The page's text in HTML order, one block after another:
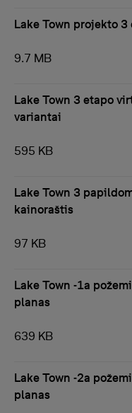
Lake Town projekto
9.7 MB
Lake Town 3 etapo
variantai
595 KB
Lake Town 3
kainoraštis
97 KB
Lake Town -1a
planas
639 KB
Lake Town -2a
planas